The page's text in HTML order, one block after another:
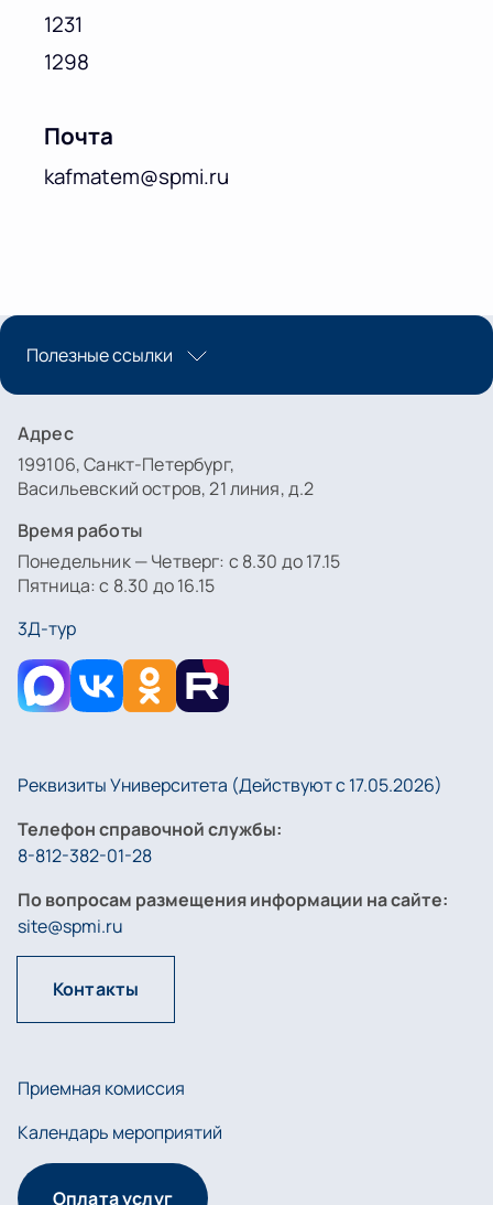
1231
1298
Почта
kafmatem@spmi.ru
Полезные ссылки
Адрес
199106, Санкт-Петербург,
Васильевский остров, 21 линия, д.2
Время работы
Понедельник — Четверг: с 8.30 до 17.15
Пятница: с 8.30 до 16.15
3Д-тур
Реквизиты Университета (Действуют с 17.05.2026)
Телефон справочной службы:
8-812-382-01-28
По вопросам размещения информации на сайте:
site@spmi.ru
Контакты
Приемная комиссия
Календарь мероприятий
Оплата услуг